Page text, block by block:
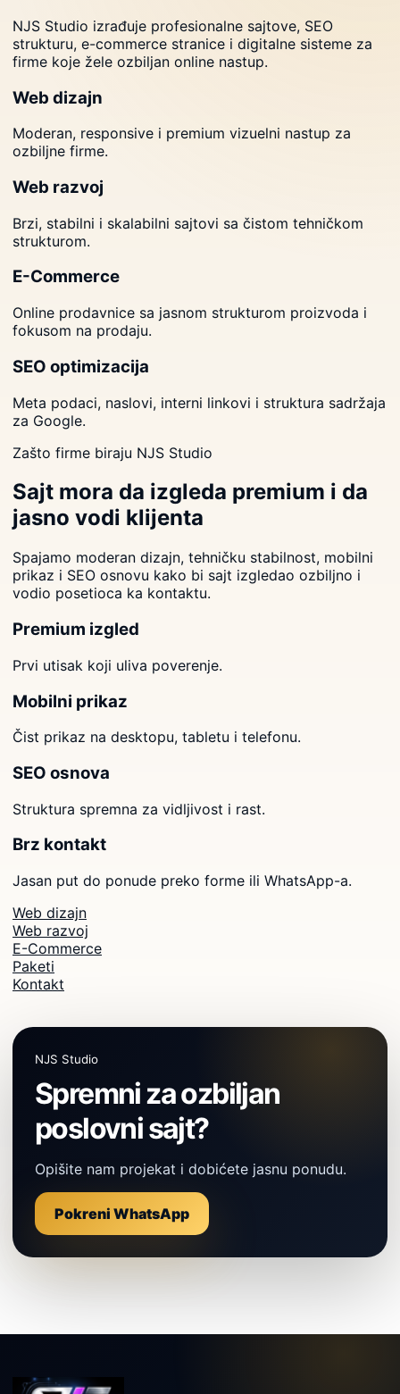
NJS Studio izrađuje profesionalne sajtove, SEO
strukturu, e-commerce stranice i digitalne sisteme za
firme koje žele ozbiljan online nastup.
Web dizajn
Moderan, responsive i premium vizuelni nastup za
ozbiljne firme.
Web razvoj
Brzi, stabilni i skalabilni sajtovi sa čistom tehničkom
strukturom.
E-Commerce
Online prodavnice sa jasnom strukturom proizvoda i
fokusom na prodaju.
SEO optimizacija
Meta podaci, naslovi, interni linkovi i struktura sadržaja
za Google.
Zašto firme biraju NJS Studio
Sajt mora da izgleda premium i da
jasno vodi klijenta
Spajamo moderan dizajn, tehničku stabilnost, mobilni
prikaz i SEO osnovu kako bi sajt izgledao ozbiljno i
vodio posetioca ka kontaktu.
Premium izgled
Prvi utisak koji uliva poverenje.
Mobilni prikaz
Čist prikaz na desktopu, tabletu i telefonu.
SEO osnova
Struktura spremna za vidljivost i rast.
Brz kontakt
Jasan put do ponude preko forme ili WhatsApp-a.
Web dizajn
Web razvoj
E-Commerce
Paketi
Kontakt
NJS Studio
Spremni za ozbiljan
poslovni sajt?
Opišite nam projekat i dobićete jasnu ponudu.
Pokreni WhatsApp